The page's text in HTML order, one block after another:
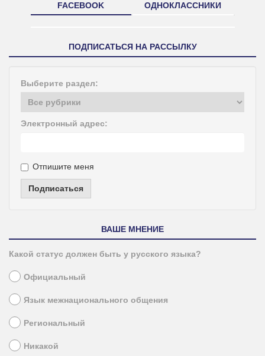
FACEBOOK ОДНОКЛАССНИКИ
ПОДПИСАТЬСЯ НА РАССЫЛКУ
Выберите раздел:
Электронный адрес:
Отпишите меня
Подписаться
ВАШЕ МНЕНИЕ
Какой статус должен быть у русского языка?
Официальный
Язык межнационального общения
Региональный
Никакой